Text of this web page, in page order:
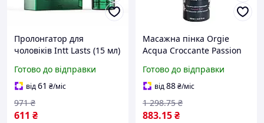
Пролонгатор для
чоловіків Intt Lasts (15 мл)
м'яти Еротичні товари
для дорослих
Готово до відправки
від61 ₴/міс
611 ₴
971 ₴
Масажна пінка Orgie
Acqua Croccante Passion
бульбашок, що
тріскаються Еротичні
товари для дорослих
Готово до відправки
від88₴/міс
883.15₴
1 298.75 ₴